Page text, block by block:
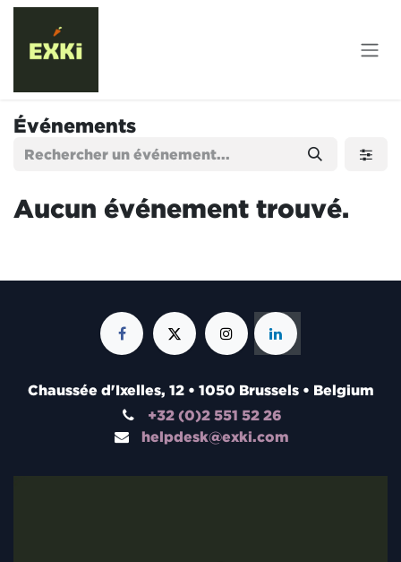
Se rendre au contenu
Événements
Aucun événement trouvé.
Chaussée d'Ixelles, 12 • 1050 Brussels • Belgium
+32 (0)2 551 52 26
helpdesk@exki.com